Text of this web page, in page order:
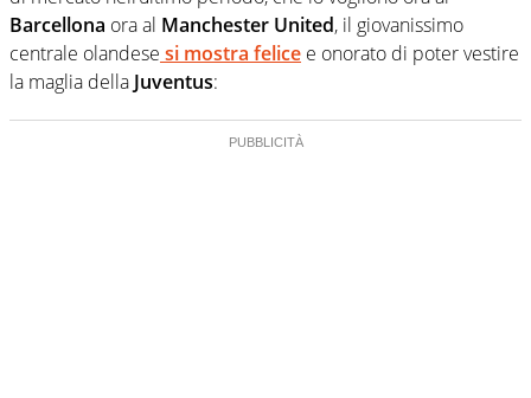
Barcellona ora al Manchester United, il giovanissimo
centrale olandese si mostra felice e onorato di poter vestire
la maglia della Juventus: